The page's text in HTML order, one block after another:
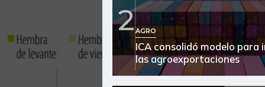
Cebolla puerro
Chócolo mazorca
Cidra
2AGRO
ICA consolidó modelo para
las agroexportaciones